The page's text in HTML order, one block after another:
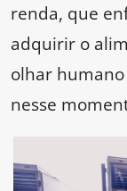
renda, que
adquirir o
olhar
nesse